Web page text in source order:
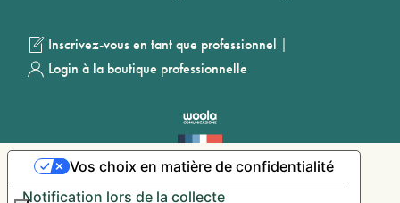
Inscrivez-vous en tant que professionnel |
Login à la boutique professionnelle
Notification lors de la collecte
Vos choix en matière de confidentialité